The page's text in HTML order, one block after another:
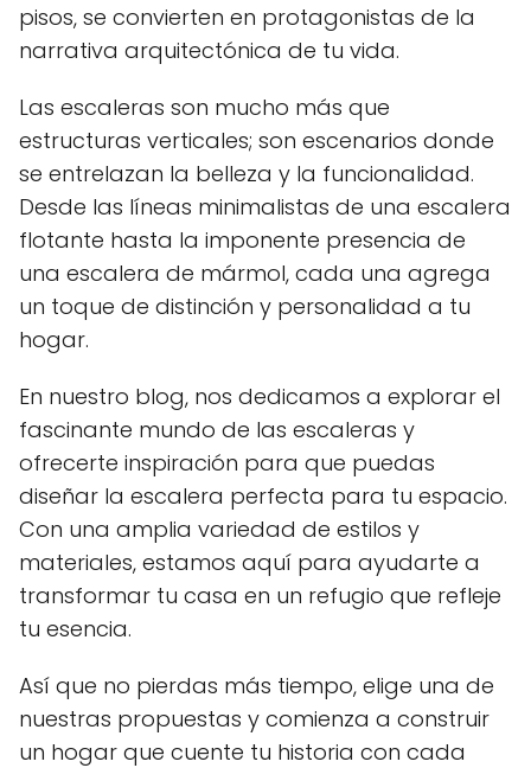
pisos, se convierten en protagonistas de la
narrativa arquitectónica de tu vida.
Las escaleras son mucho más que
estructuras verticales; son escenarios donde
se entrelazan la belleza y la funcionalidad.
Desde las líneas minimalistas de una escalera
flotante hasta la imponente presencia de
una escalera de mármol, cada una agrega
un toque de distinción y personalidad a tu
hogar.
En nuestro blog, nos dedicamos a explorar el
fascinante mundo de las escaleras y
ofrecerte inspiración para que puedas
diseñar la escalera perfecta para tu espacio.
Con una amplia variedad de estilos y
materiales, estamos aquí para ayudarte a
transformar tu casa en un refugio que refleje
tu esencia.
Así que no pierdas más tiempo, elige una de
nuestras propuestas y comienza a construir
un hogar que cuente tu historia con cada